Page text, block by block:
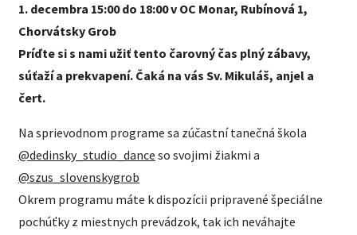
1. decembra 15:00 do 18:00 v OC Monar, Rubínová 1,
Chorvátsky Grob
Príďte si s nami užiť tento čarovný čas plný zábavy,
súťaží a prekvapení. Čaká na vás Sv. Mikuláš, anjel a
čert.
Na sprievodnom programe sa zúčastní tanečná škola
@dedinsky_studio_dance so svojimi žiakmi a
@szus_slovenskygrob
Okrem programu máte k dispozícii pripravené špeciálne
pochúťky z miestnych prevádzok, tak ich neváhajte